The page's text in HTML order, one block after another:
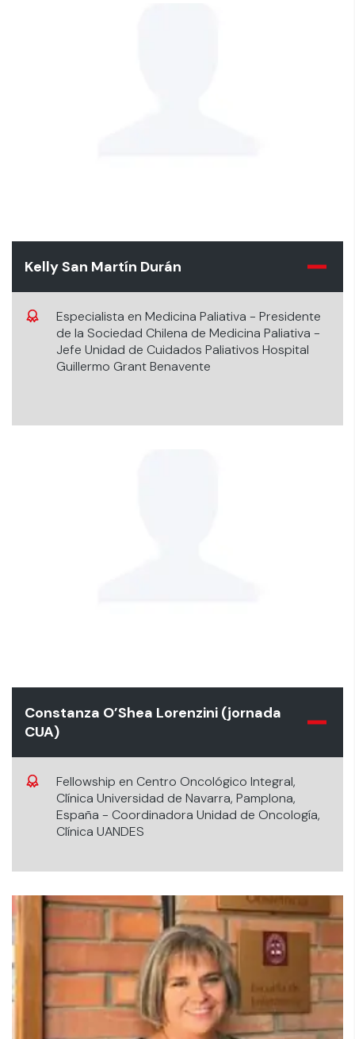
Kelly San Martín Durán
Especialista en Medicina Paliativa - Presidente
de la Sociedad Chilena de Medicina Paliativa -
Jefe Unidad de Cuidados Paliativos Hospital
Guillermo Grant Benavente
Constanza O’Shea Lorenzini (jornada
CUA)
Fellowship en Centro Oncológico Integral,
Clínica Universidad de Navarra, Pamplona,
España - Coordinadora Unidad de Oncología,
Clínica UANDES